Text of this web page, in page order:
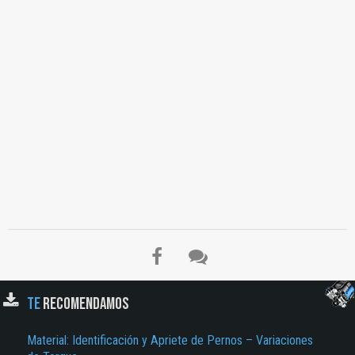
TERECOMENDAMOS
Material: Identificación y Apriete de Pernos – Variaciones